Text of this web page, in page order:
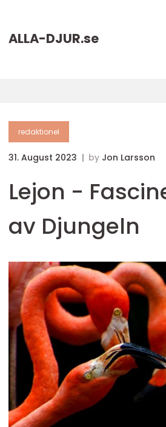
ALLA-DJUR.se
redaktionel
31. August 2023 by Jon Larsson
Lejon -
av Djungeln